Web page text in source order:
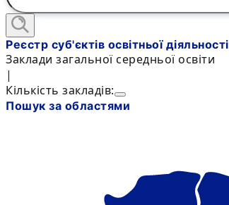
Реєстр суб'єктів освітньої діяльності
Заклади загальної середньої освіти
|
Кількість закладів:
Пошук за областями